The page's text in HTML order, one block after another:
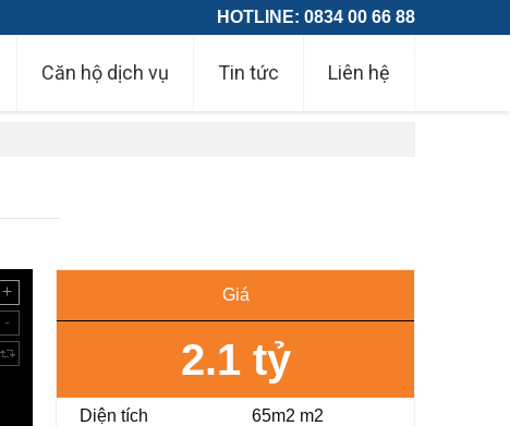
HOTLINE: 0834 00 66 88
Căn hộ dịch vụ Tin tức Liên hệ
Giá
2.1 tỷ
Diện tích 65m2 m2